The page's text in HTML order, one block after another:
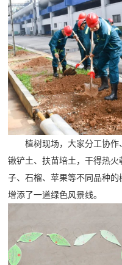
植树现场，大家分工协
锹铲土、扶苗培土，干得热
子、石榴、苹果等不同品种
增添了一道绿色风景线。